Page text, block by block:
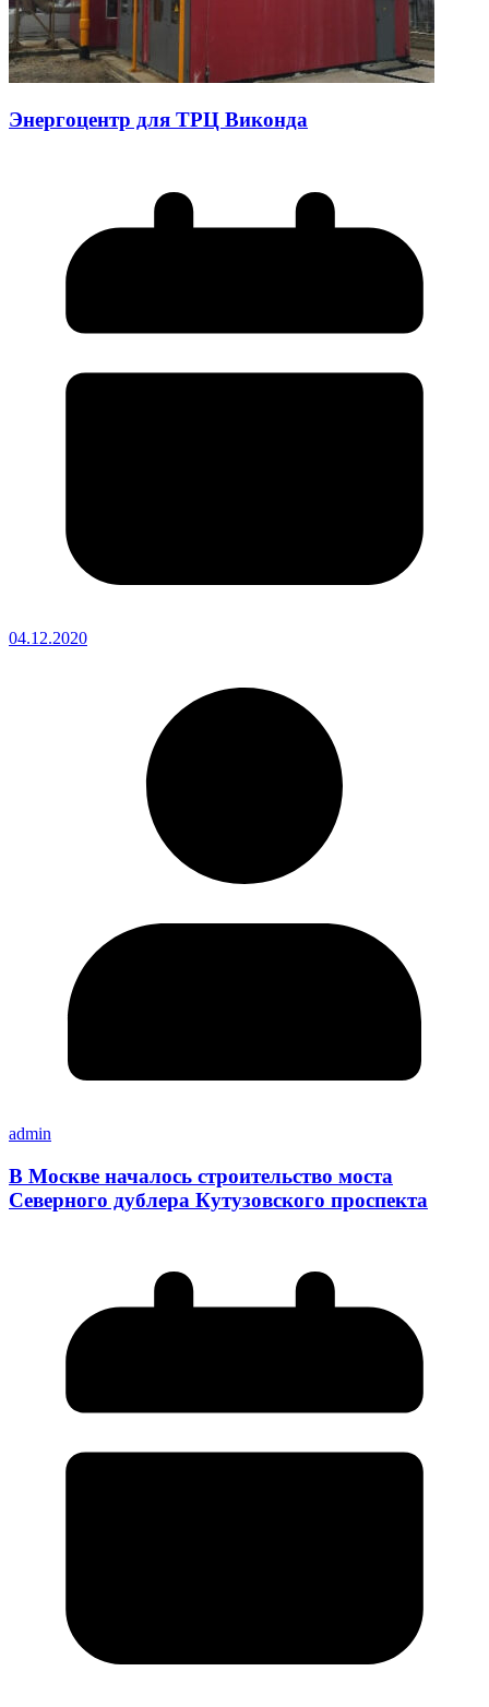
Энергоцентр для ТРЦ Виконда
04.12.2020
admin
В Москве началось строительство моста
Северного дублера Кутузовского проспекта